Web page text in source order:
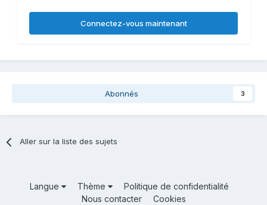
Connectez-vous maintenant
Abonnés 3
Aller sur la liste des sujets
Langue Thème
Politique de confidentialité
Nous contacter
Cookies